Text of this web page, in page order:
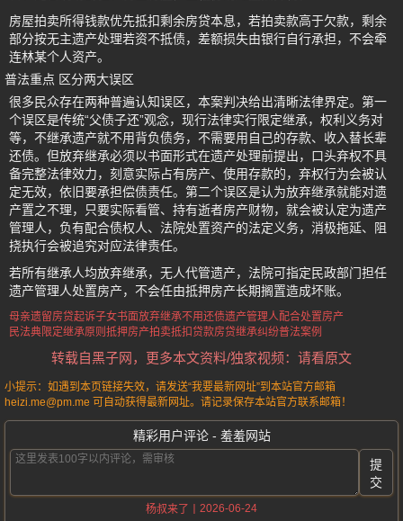
房屋拍卖所得钱款优先抵扣剩余房贷本息，若拍卖款高于欠款，剩余
部分按无主遗产处理若资不抵债，差额损失由银行自行承担，不会牵
连林某个人资产。
普法重点 区分两大误区
很多民众存在两种普遍认知误区，本案判决给出清晰法律界定。第一
个误区是传统“父债子还”观念，现行法律实行限定继承，权利义务对
等，不继承遗产就不用背负债务，不需要用自己的存款、收入替长辈
还债。但放弃继承必须以书面形式在遗产处理前提出，口头弃权不具
备完整法律效力，刻意实际占有房产、使用存款的，弃权行为会被认
定无效，依旧要承担偿债责任。第二个误区是认为放弃继承就能对遗
产置之不理，只要实际看管、持有逝者房产财物，就会被认定为遗产
管理人，负有配合债权人、法院处置资产的法定义务，消极拖延、阻
挠执行会被追究对应法律责任。
若所有继承人均放弃继承，无人代管遗产，法院可指定民政部门担任
遗产管理人处置房产，不会任由抵押房产长期搁置造成坏账。
母亲遗留房贷起诉子女书面放弃继承不用还债遗产管理人配合处置房产
民法典限定继承原则 抵押房产拍卖抵扣贷款房贷继承纠纷普法案例
转载自黑子网，更多本文资料/独家视频：请看原文
小提示：如遇到本页链接失效，请发送“我要最新网址”到本站官方邮箱
heizi.me@pm.me 可自动获得最新网址。请记录保存本站官方联系邮箱！
精彩用户评论 - 羞羞网站
提
交
杨叔来了
2026-06-24